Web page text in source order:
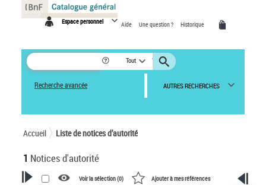
Espace personnel Aide Une question ? Historique
Tout
Recherche avancée AUTRES RECHERCHES
Accueil Liste de notices d’autorité
1 Notices d'autorité
Voir la sélection (0) Ajouter à mes références
Panneau de gestion des cookies